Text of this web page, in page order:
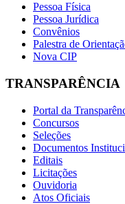
Pessoa Física
Pessoa Jurídica
Convênios
Palestra de
Nova CIP
TRANSPARÊNCIA
Portal da
Concursos
Seleções
Documentos
Editais
Licitações
Ouvidoria
Atos Oficiais